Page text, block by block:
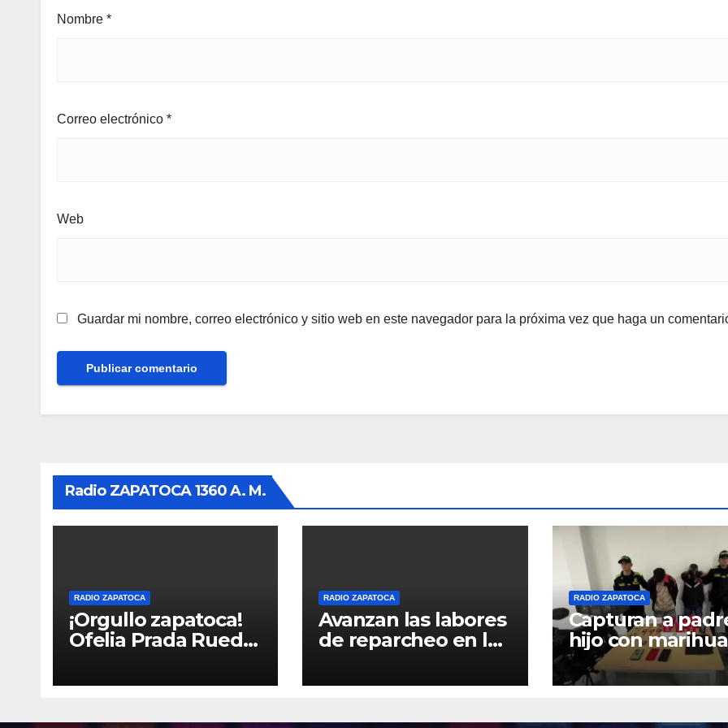
Nombre *
Correo electrónico *
Web
Guardar mi nombre, correo electrónico y sitio web en este navegador para la próxima vez que haga un
Radio ZAPATOCA 1360 A. M.
RADIO ZAPATOCA
¡Orgullo zapatoca!
Ofelia Prada Rueda
Nacional – Queen of
categoría Gold
RADIO ZAPATOCA
Avanzan las labores
de reparcheo en la
gracias al apoyo
RADIO ZAPATOCA
Capturan a
hijo con
y base de coca
barrio La